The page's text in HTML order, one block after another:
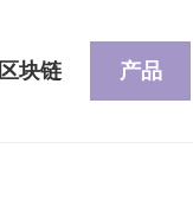
区块链 产品